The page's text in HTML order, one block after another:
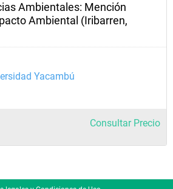
Ambientales: Mención
Ambiental (Iribarren,
Yacambú
Consultar Precio